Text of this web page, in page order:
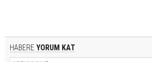
HABERE YORUM KAT